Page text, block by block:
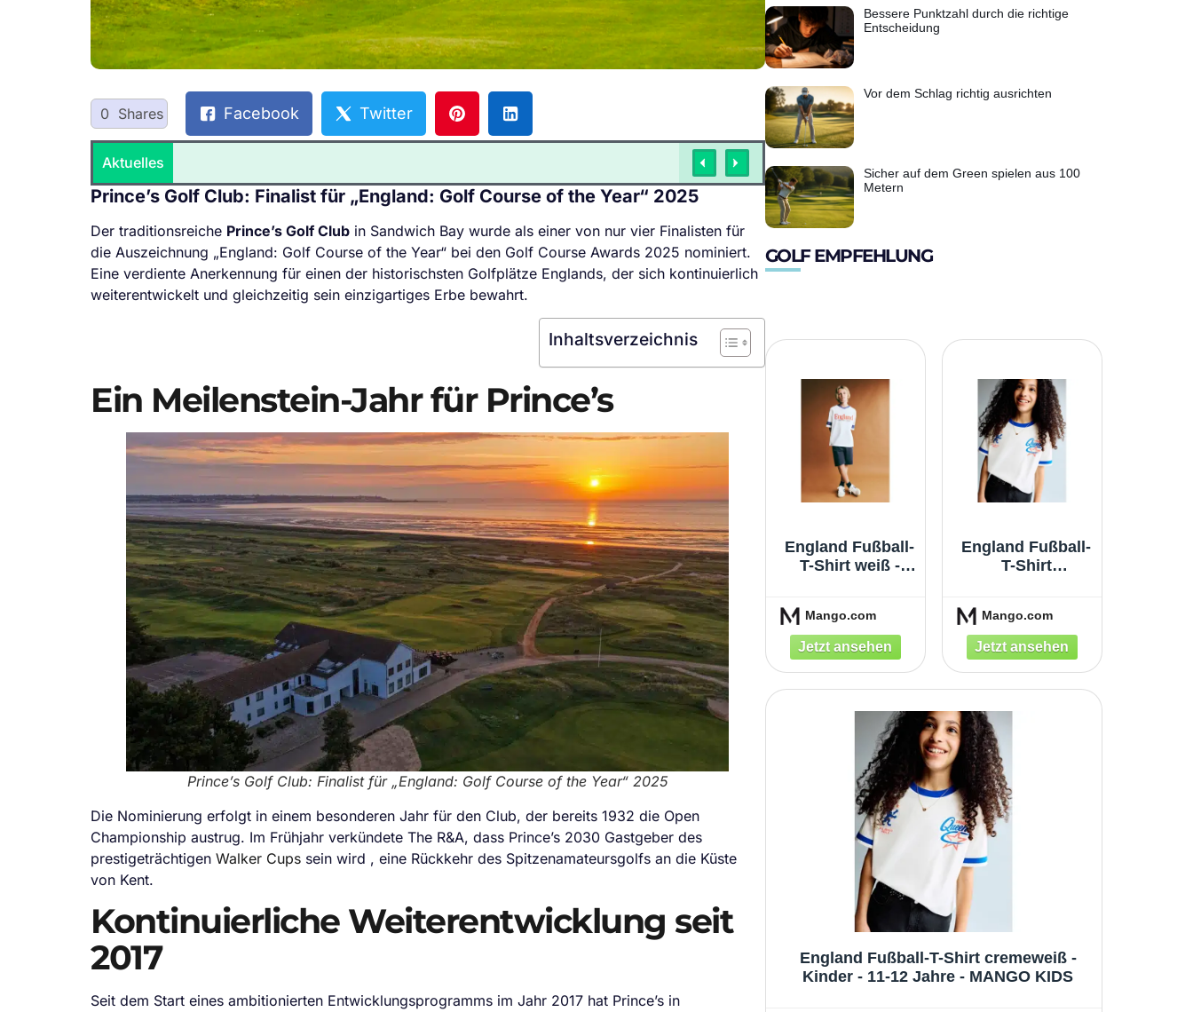
0 Shares Facebook Twitter
Aktuelles
Prince’s Golf Club: Finalist für „England: Golf Course of the Year“ 2025
Der traditionsreiche Prince’s Golf Club in Sandwich Bay wurde als einer von nur vier Finalisten für
die Auszeichnung „England: Golf Course of the Year“ bei den Golf Course Awards 2025 nominiert.
Eine verdiente Anerkennung für einen der historischsten Golfplätze Englands, der sich kontinuierlich
weiterentwickelt und gleichzeitig sein einzigartiges Erbe bewahrt.
Inhaltsverzeichnis
Ein Meilenstein-Jahr für Prince’s
Prince’s Golf Club: Finalist für „England: Golf Course of the Year“ 2025
Die Nominierung erfolgt in einem besonderen Jahr für den Club, der bereits 1932 die Open
Championship austrug. Im Frühjahr verkündete The R&A, dass Prince’s 2030 Gastgeber des
prestigeträchtigen Walker Cups sein wird , eine Rückkehr des Spitzenamateursgolfs an die Küste
von Kent.
Kontinuierliche Weiterentwicklung seit
2017
Seit dem Start eines ambitionierten Entwicklungsprogramms im Jahr 2017 hat Prince’s in
Bessere Punktzahl durch die richtige
Entscheidung
Vor dem Schlag richtig ausrichten
Sicher auf dem Green spielen aus 100
Metern
GOLF EMPFEHLUNG
England Fußball-
T-Shirt weiß -
KIDS
Mango.com
England Fußball-
T-Shirt
Jahre - MANGO
KIDS
Mango.com
England Fußball-T-Shirt cremeweiß -
Kinder - 11-12 Jahre - MANGO KIDS